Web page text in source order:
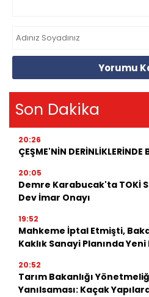
Yorumu
Son Dakika
20:26
ÇEŞME'NİN DERİNLİKLERİNDE
20:05
Demre Karabucak'ta TOKİ
Dev İmar Onayı
19:52
Mahkeme İptal Etmişti,
Kaklık Sanayi Planında
20:52
Tarım Bakanlığı
Yanılsaması: Kaçak